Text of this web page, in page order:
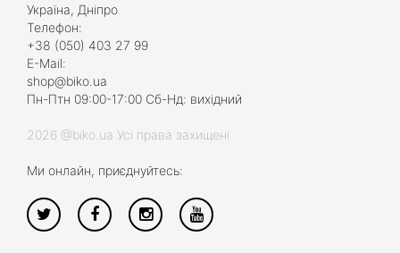
Україна, Дніпро
Телефон:
+38 (050) 403 27 99
E-Mail:
shop@biko.ua
Пн-Птн 09:00-17:00 Сб-Нд: вихідний
2026 @biko.ua Усі права захищені
Ми онлайн, приєднуйтесь: